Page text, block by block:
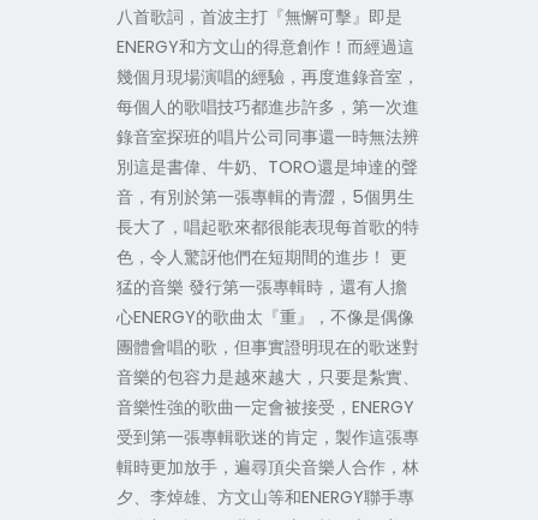
八首歌詞，首波主打『無懈可擊』即是
ENERGY和方文山的得意創作！而經過這
幾個月現場演唱的經驗，再度進錄音室，
每個人的歌唱技巧都進步許多，第一次進
錄音室探班的唱片公司同事還一時無法辨
別這是書偉、牛奶、TORO還是坤達的聲
音，有別於第一張專輯的青澀，5個男生
長大了，唱起歌來都很能表現每首歌的特
色，令人驚訝他們在短期間的進步！ 更
猛的音樂 發行第一張專輯時，還有人擔
心ENERGY的歌曲太『重』，不像是偶像
團體會唱的歌，但事實證明現在的歌迷對
音樂的包容力是越來越大，只要是紮實、
音樂性強的歌曲一定會被接受，ENERGY
受到第一張專輯歌迷的肯定，製作這張專
輯時更加放手，遍尋頂尖音樂人合作，林
夕、李焯雄、方文山等和ENERGY聯手專